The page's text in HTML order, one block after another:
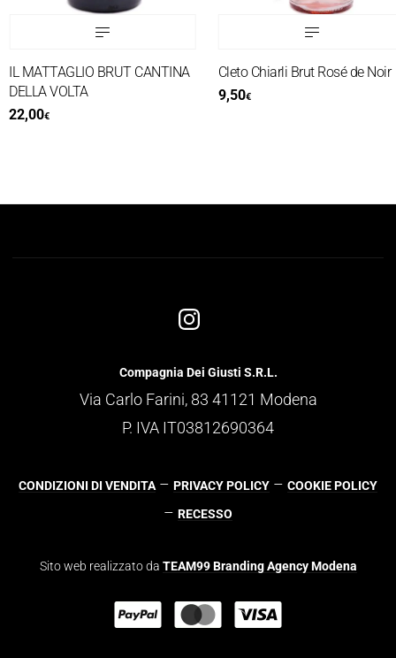
MATTAGLIO BRUT CANTINA
VOLTA
€
Cleto Chiarli Brut Rosé de Noir
9,50€
Compagnia Dei Giusti S.R.L.
Via Carlo Farini, 83 41121 Modena
P. IVA IT03812690364
CONDIZIONI DI VENDITA – PRIVACY POLICY – COOKIE POLICY
– RECESSO
Sito web realizzato da TEAM99 Branding Agency Modena